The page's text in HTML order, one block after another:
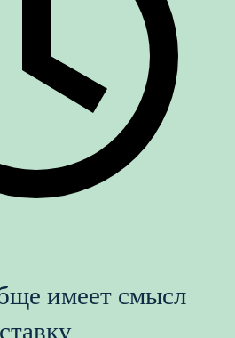
имеет смысл